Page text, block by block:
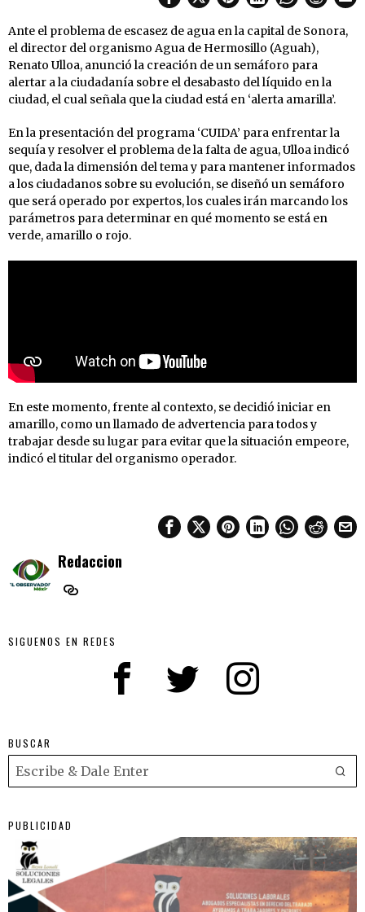
Ante el problema de escasez de agua en la capital de Sonora,
el director del organismo Agua de Hermosillo (Aguah),
Renato Ulloa, anunció la creación de un semáforo para
alertar a la ciudadanía sobre el desabasto del líquido en la
ciudad, el cual señala que la ciudad está en ‘alerta amarilla’.
En la presentación del programa ‘CUIDA’ para enfrentar la
sequía y resolver el problema de la falta de agua, Ulloa indicó
que, dada la dimensión del tema y para mantener informados
a los ciudadanos sobre su evolución, se diseñó un semáforo
que será operado por expertos, los cuales irán marcando los
parámetros para determinar en qué momento se está en
verde, amarillo o rojo.
En este momento, frente al contexto, se decidió iniciar en
amarillo, como un llamado de advertencia para todos y
trabajar desde su lugar para evitar que la situación empeore,
indicó el titular del organismo operador.
Redaccion
SIGUENOS EN REDES
BUSCAR
PUBLICIDAD